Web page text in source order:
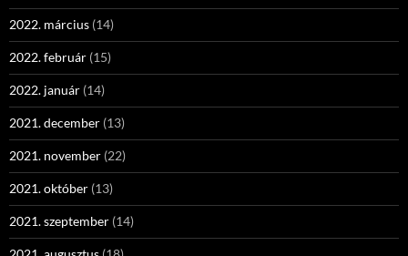
2022. március (14)
2022. február (15)
2022. január (14)
2021. december (13)
2021. november (22)
2021. október (13)
2021. szeptember (14)